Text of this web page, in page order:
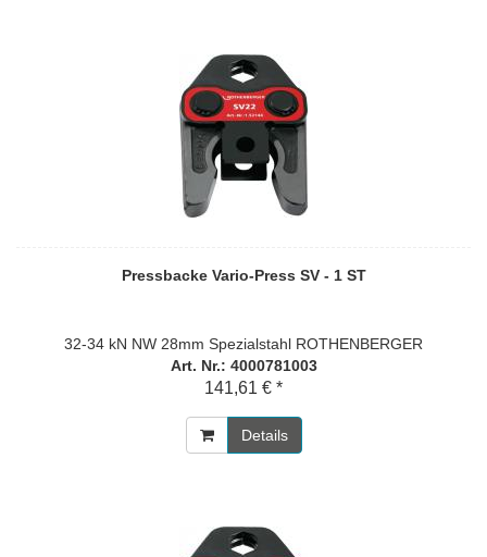
Pressbacke Vario-Press SV - 1 ST
32-34 kN NW 28mm Spezialstahl ROTHENBERGER
Art. Nr.: 4000781003
141,61 € *
Details